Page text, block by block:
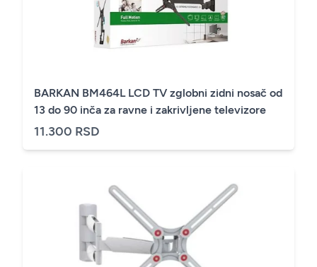
BARKAN BM464L LCD TV zglobni zidni nosač od
13 do 90 inča za ravne i zakrivljene televizore
11.300 RSD